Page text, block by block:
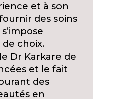
et à son
des soins
choix.
Dr Karkare de
et le fait
des
en